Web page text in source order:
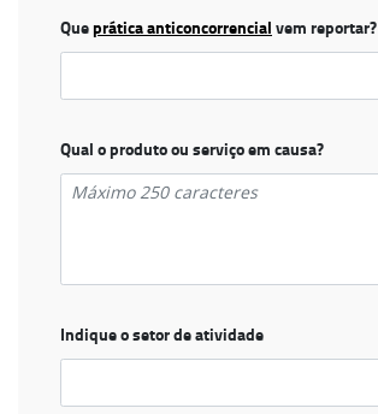
Queprática anticoncorrencialvem reportar?
Qual o produto ou serviço em causa?
Indique o setor de atividade